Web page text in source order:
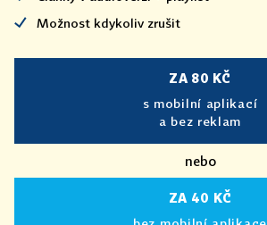
Možnost kdykoliv zrušit
ZA 80 KČ
s mobilní aplikací
a bez reklam
nebo
ZA 40 KČ